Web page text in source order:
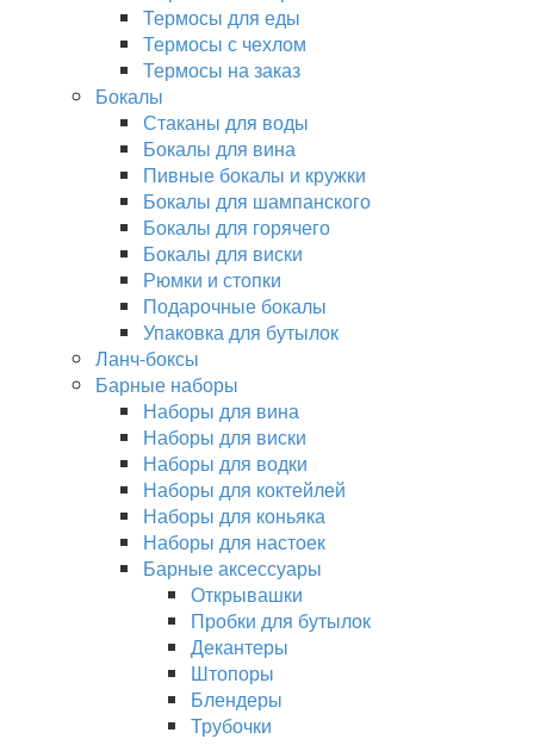
Термосы для еды
Термосы с чехлом
Термосы на заказ
Бокалы
Стаканы для воды
Бокалы для вина
Пивные бокалы и кружки
Бокалы для шампанского
Бокалы для горячего
Бокалы для виски
Рюмки и стопки
Подарочные бокалы
Упаковка для бутылок
Ланч-боксы
Барные наборы
Наборы для вина
Наборы для виски
Наборы для водки
Наборы для коктейлей
Наборы для коньяка
Наборы для настоек
Барные аксессуары
Открывашки
Пробки для бутылок
Декантеры
Штопоры
Блендеры
Трубочки